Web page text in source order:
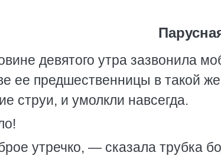
девятого утра зазвонила
ее предшественницы в такой
струи, и умолкли навсегда.
утречко, — сказала трубка